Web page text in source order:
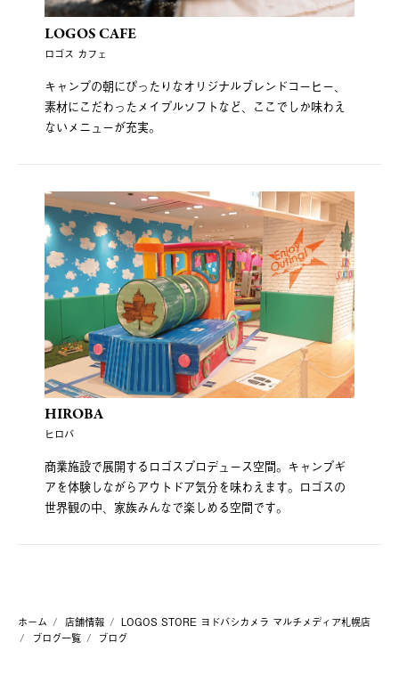
LOGOS CAFE
ロゴス カフェ
キャンプの朝にぴったりなオリジナルブレンドコーヒー、
素材にこだわったメイプルソフトなど、ここでしか味わえ
ないメニューが充実。
HIROBA
ヒロバ
商業施設で展開するロゴスプロデュース空間。キャンプギ
アを体験しながらアウトドア気分を味わえます。ロゴスの
世界観の中、家族みんなで楽しめる空間です。
ホーム 店舗情報
LOGOS STORE ヨドバシカメラ マルチメディア札幌店
ブログ一覧
ブログ